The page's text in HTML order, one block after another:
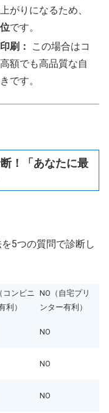
がりになるため、
です。
刷：
この場合はコ
額でも高品質な自
です。
！「あなたに最
5つの質問で診断し
コンビニ
利）
NO（自宅プリ
ンター有利）
NO
NO
NO